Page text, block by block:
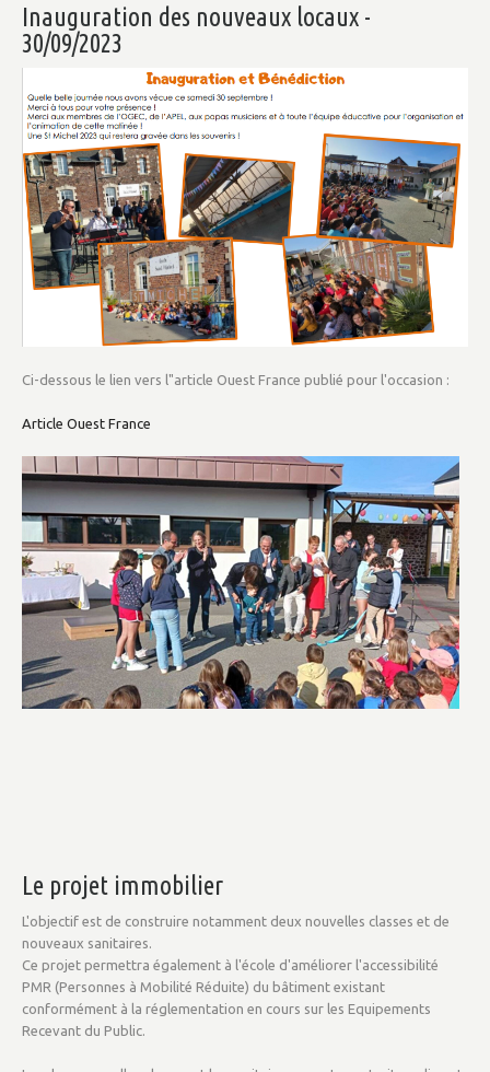
Inauguration des nouveaux locaux -
30/09/2023
Ci-dessous le lien vers l"article Ouest France publié pour l'occasion :
Article Ouest France
Le projet immobilier
L'objectif est de construire notamment deux nouvelles classes et de
nouveaux sanitaires.
Ce projet permettra également à l'école d'améliorer l'accessibilité
PMR (Personnes à Mobilité Réduite) du bâtiment existant
conformément à la réglementation en cours sur les Equipements
Recevant du Public.